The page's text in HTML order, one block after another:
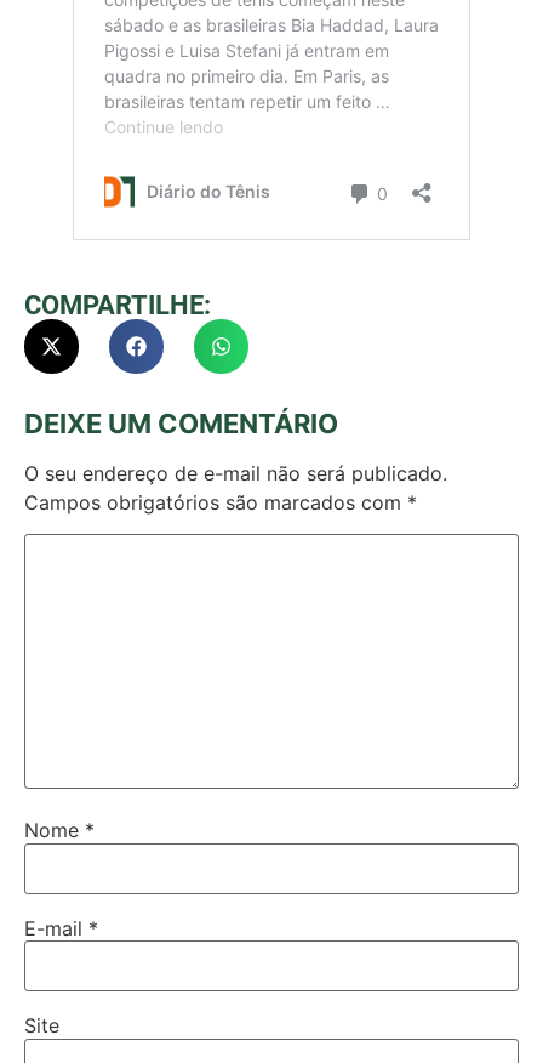
COMPARTILHE:
DEIXE UM COMENTÁRIO
O seu endereço de e-mail não será publicado.
Campos obrigatórios são marcados com *
Nome *
E-mail *
Site